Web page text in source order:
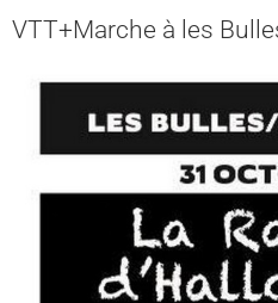
VTT+Marche à les